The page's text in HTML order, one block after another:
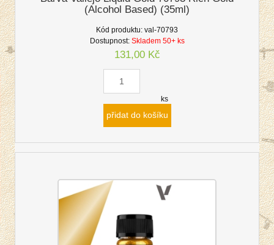
(Alcohol Based) (35ml)
Kód produktu: val-70793
Dostupnost: Skladem 50+ ks
131,00 Kč
ks
přidat do košíku